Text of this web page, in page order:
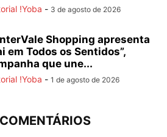
!Yoba - 3 de agosto de 2026
Shopping apresenta
em Todos os Sentidos”,
que une...
!Yoba - 1 de agosto de 2026